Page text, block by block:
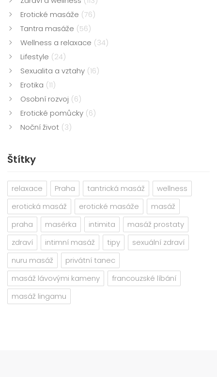
Erotické masáže (76)
Tantra masáže (56)
Wellness a relaxace (34)
Lifestyle (24)
Sexualita a vztahy (16)
Erotika (11)
Osobní rozvoj (6)
Erotické pomůcky (6)
Noční život (3)
Štítky
relaxace Praha tantrická masáž
wellness
erotická masáž
erotické masáže
masáž
praha
masérka intimita
masáž prostaty
zdraví
intimní masáž tipy
sexuální zdraví
nuru masáž
privátní tanec
masáž lávovými kameny
francouzské líbání
masáž lingamu